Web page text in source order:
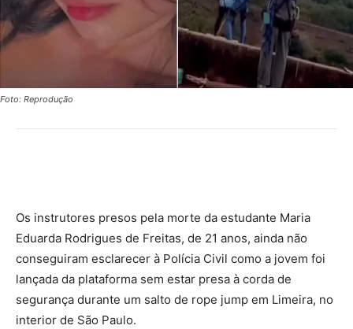
Foto: Reprodução
Os instrutores presos pela morte da estudante Maria
Eduarda Rodrigues de Freitas, de 21 anos, ainda não
conseguiram esclarecer à Polícia Civil como a jovem foi
lançada da plataforma sem estar presa à corda de
segurança durante um salto de rope jump em Limeira, no
interior de São Paulo.